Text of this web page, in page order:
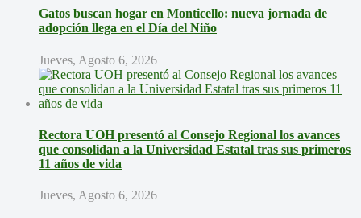
Gatos buscan hogar en Monticello: nueva jornada de
adopción llega en el Día del Niño
Jueves, Agosto 6, 2026
Rectora UOH presentó al Consejo Regional los avances
que consolidan a la Universidad Estatal tras sus primeros
11 años de vida
Jueves, Agosto 6, 2026